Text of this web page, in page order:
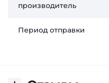
производитель
Период отправки